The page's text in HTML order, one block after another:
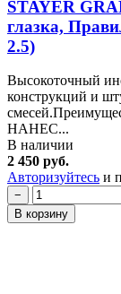
STAYER
глазка,
2.5)
Высокоточный
конструкций и
НАНЕС...
В наличии
2 450 руб.
Авторизуйтесь и
−
В корзину